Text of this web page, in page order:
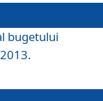
bugetului